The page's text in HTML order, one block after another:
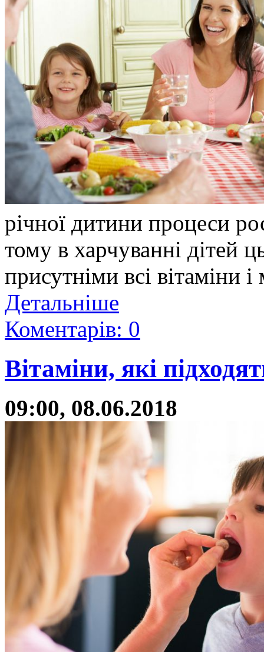
річної дитини процеси
тому в харчуванні дітей
присутніми всі вітаміни
Детальніше
Коментарів: 0
Вітаміни, які
09:00, 08.06.2018